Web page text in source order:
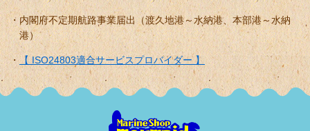
内閣府不定期航路事業届出（渡久地港～水納港、本部港～水納
港）
【 ISO24803適合サービスプロバイダー 】